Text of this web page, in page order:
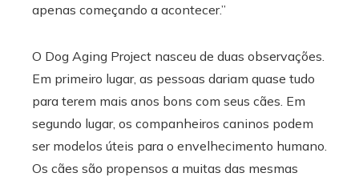
apenas começando a acontecer.”
O Dog Aging Project nasceu de duas observações.
Em primeiro lugar, as pessoas dariam quase tudo
para terem mais anos bons com seus cães. Em
segundo lugar, os companheiros caninos podem
ser modelos úteis para o envelhecimento humano.
Os cães são propensos a muitas das mesmas